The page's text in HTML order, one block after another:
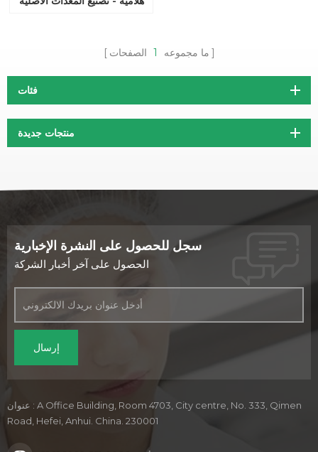
ما مجموعه 1 الصفحات
فئات
منتجات جديدة
سجل للحصول على النشرة الإخبارية
الحصول على آخر أخبار الشركة
عنوان : A Office Building, Room 4703, City centre, No. 333, Qimen
Road, Hefei, Anhui. China. 230001